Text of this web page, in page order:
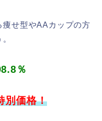
痩せ型やAAカップの方
％
別価格！